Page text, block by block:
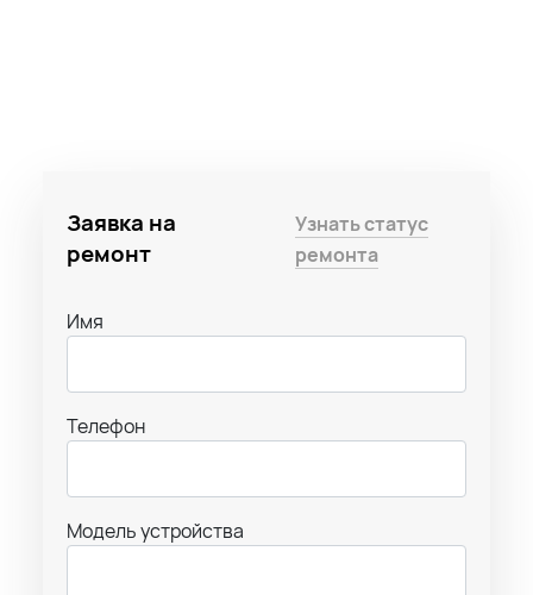
Заявка на
ремонт
Узнать статус
ремонта
Имя
Телефон
Модель устройства